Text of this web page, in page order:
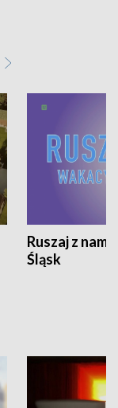
Ruszaj z
Śląsk